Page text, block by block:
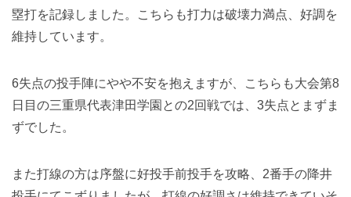
塁打を記録しました。こちらも打力は破壊力満点、好調を
維持しています。
6失点の投手陣にやや不安を抱えますが、こちらも大会第8
日目の三重県代表津田学園との2回戦では、3失点とまずま
ずでした。
また打線の方は序盤に好投手前投手を攻略、2番手の降井